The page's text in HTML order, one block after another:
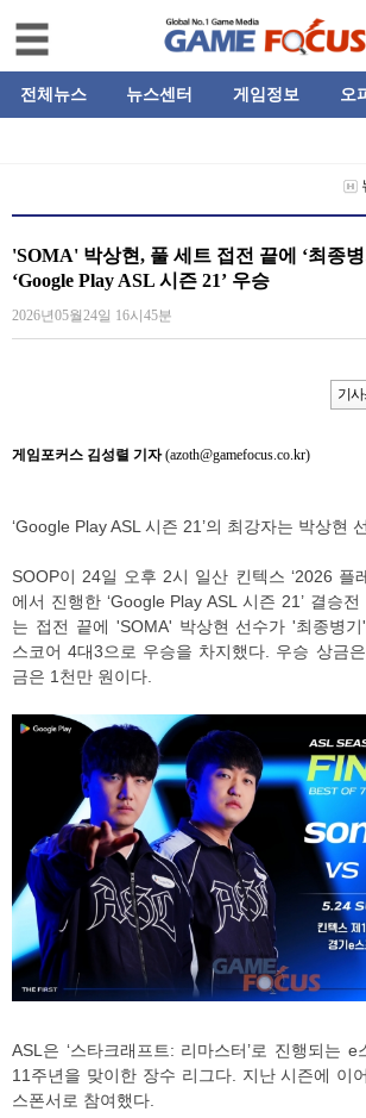
전체뉴스 뉴스센터 게임정보 오
'SOMA' 박상현, 풀 세트 접전 끝에 ‘최종
‘Google Play ASL 시즌 21’ 우승
2026년05월24일 16시45분
기
게임포커스 김성렬 기자(azoth@gamefocus.co.kr)
‘Google Play ASL 시즌 21’의 최강자는 박상현
SOOP이 24일 오후 2시 일산 킨텍스 ‘2026 플
에서 진행한 ‘Google Play ASL 시즌 21’ 결승
는 접전 끝에 'SOMA' 박상현 선수가 '최종병
스코어 4대3으로 우승을 차지했다. 우승 상금
금은 1천만 원이다.
ASL은 ‘스타크래프트: 리마스터’로 진행되는
11주년을 맞이한 장수 리그다. 지난 시즌에 이
스폰서로 참여했다.